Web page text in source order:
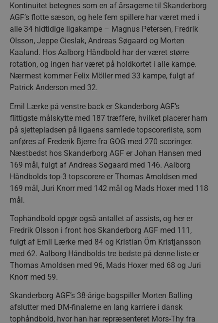
Kontinuitet betegnes som en af årsagerne til Skanderborg
AGF’s flotte sæson, og hele fem spillere har været med i
alle 34 hidtidige ligakampe – Magnus Petersen, Fredrik
Olsson, Jeppe Cieslak, Andreas Søgaard og Morten
Kaalund. Hos Aalborg Håndbold har der været større
rotation, og ingen har været på holdkortet i alle kampe.
Nærmest kommer Felix Möller med 33 kampe, fulgt af
Patrick Anderson med 32.
Emil Lærke på venstre back er Skanderborg AGF’s
flittigste målskytte med 187 træffere, hvilket placerer ham
på sjettepladsen på ligaens samlede topscorerliste, som
anføres af Frederik Bjerre fra GOG med 270 scoringer.
Næstbedst hos Skanderborg AGF er Johan Hansen med
169 mål, fulgt af Andreas Søgaard med 146. Aalborg
Håndbolds top-3 topscorere er Thomas Arnoldsen med
169 mål, Juri Knorr med 142 mål og Mads Hoxer med 118
mål.
Tophåndbold opgør også antallet af assists, og her er
Fredrik Olsson i front hos Skanderborg AGF med 111,
fulgt af Emil Lærke med 84 og Kristian Örn Kristjansson
med 62. Aalborg Håndbolds tre bedste på denne liste er
Thomas Arnoldsen med 96, Mads Hoxer med 68 og Juri
Knorr med 59.
Skanderborg AGF’s 38-årige bagspiller Morten Balling
afslutter med DM-finalerne en lang karriere i dansk
tophåndbold, hvor han har repræsenteret Mors-Thy fra